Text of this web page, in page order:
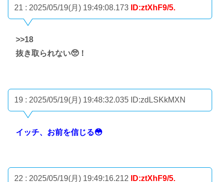
21 : 2025/05/19(月) 19:49:08.173 ID:ztXhF9/5.
>>18
抜き取られない🥺！
19 : 2025/05/19(月) 19:48:32.035 ID:zdLSKkMXN
イッチ、お前を信じる😳
22 : 2025/05/19(月) 19:49:16.212 ID:ztXhF9/5.